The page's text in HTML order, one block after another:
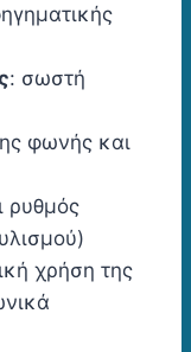
: σωστή
φωνής και
ρυθμός
χρήση της